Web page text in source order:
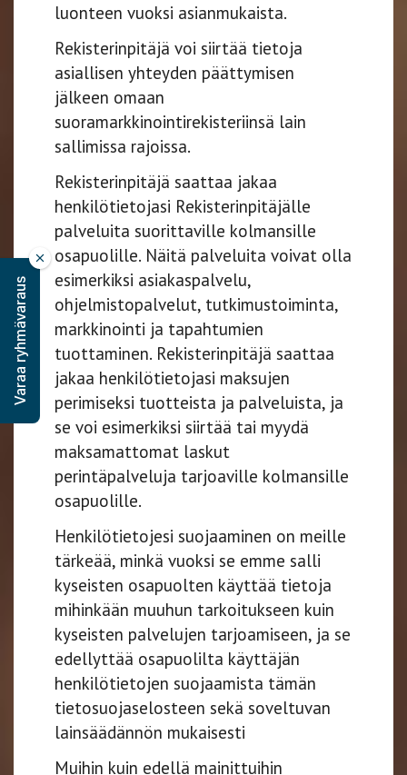
Varaa ryhmävaraus
luonteen vuoksi asianmukaista.
Rekisterinpitäjä voi siirtää tietoja
asiallisen yhteyden päättymisen
jälkeen omaan
suoramarkkinointirekisteriinsä lain
sallimissa rajoissa.
Rekisterinpitäjä saattaa jakaa
henkilötietojasi Rekisterinpitäjälle
palveluita suorittaville kolmansille
osapuolille. Näitä palveluita voivat olla
esimerkiksi asiakaspalvelu,
ohjelmistopalvelut, tutkimustoiminta,
markkinointi ja tapahtumien
tuottaminen. Rekisterinpitäjä saattaa
jakaa henkilötietojasi maksujen
perimiseksi tuotteista ja palveluista, ja
se voi esimerkiksi siirtää tai myydä
maksamattomat laskut
perintäpalveluja tarjoaville kolmansille
osapuolille.
Henkilötietojesi suojaaminen on meille
tärkeää, minkä vuoksi se emme salli
kyseisten osapuolten käyttää tietoja
mihinkään muuhun tarkoitukseen kuin
kyseisten palvelujen tarjoamiseen, ja se
edellyttää osapuolilta käyttäjän
henkilötietojen suojaamista tämän
tietosuojaselosteen sekä soveltuvan
lainsäädännön mukaisesti
Muihin kuin edellä mainittuihin